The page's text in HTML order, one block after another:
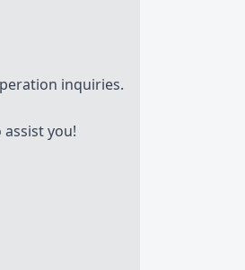
inquiries.
you!